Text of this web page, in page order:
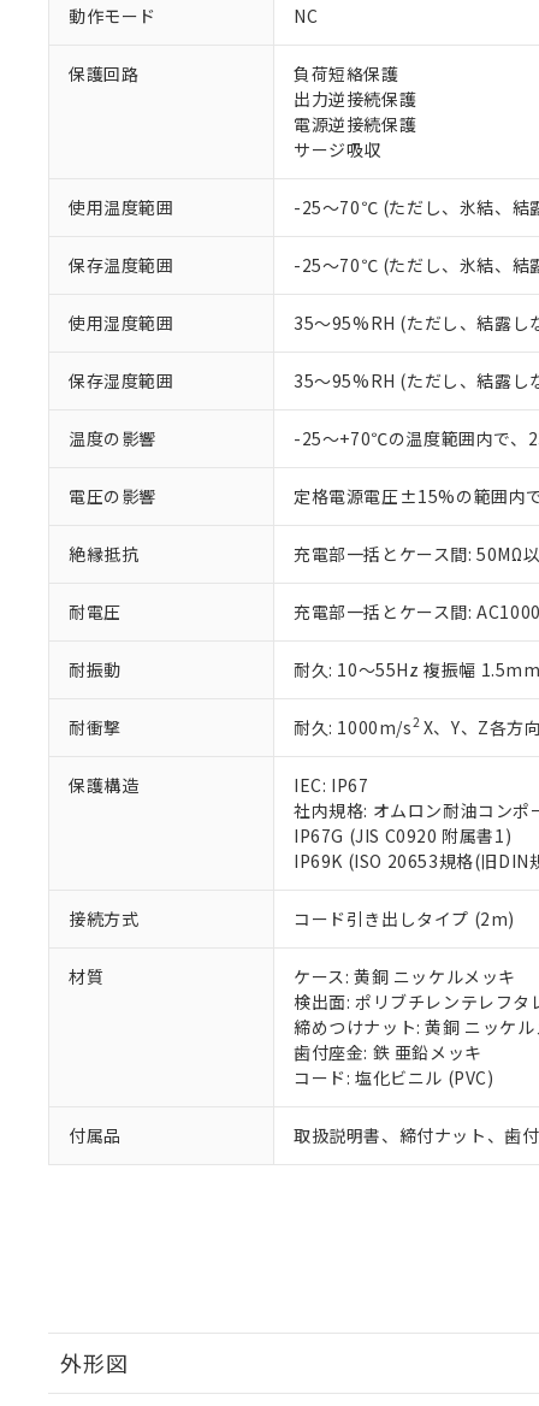
動作モード NC
保護回路
負荷短絡保護
出力逆接続保護
電源逆接続保護
サージ吸収
使用温度範囲 -25～70℃ (ただし、氷結、結
保存温度範囲 -25～70℃ (ただし、氷結、結
使用湿度範囲 35～95%RH (ただし、結露し
保存湿度範囲 35～95%RH (ただし、結露し
温度の影響 -25～+70℃の温度範囲内で
電圧の影響 定格電源電圧±15%の範囲内
絶縁抵抗 充電部一括とケース間: 50MΩ
耐電圧 充電部一括とケース間:
耐振動 耐久: 10～55Hz 複振幅
耐衝撃 耐久: 1000m/s2X、Y、Z各方
保護構造
IEC: IP67
社内規格: オムロン耐油コンポ
IP67G (JIS C0920 附属書1)
IP69K (ISO 20653規格(旧DIN
接続方式 コード引き出しタイプ (2m)
材質
ケース: 黄銅 ニッケルメッキ
検出面: ポリブチレンテレフタ
締めつけナット: 黄銅 ニッケル
歯付座金: 鉄 亜鉛メッキ
コード: 塩化ビニル (PVC)
付属品 取扱説明書、締付ナット、歯
外形図
以下の条件をお読
当社制御機
在庫状況お
のであり、
正式な納期
当社販売員
オムロン制御
在庫状況お
す。
ている必要
お客様が当
さい。
※当社の共同
いる法人を
仕入先様の事情に
があります。
*EU RoHS指令（10物質
フタル酸ビス(2-エチル
ル（DBP） 1000ppm以
但し、RoHS指令で産業
フタル酸エステル類の
※2 対応予定月
部品在庫の切り替
下記の非含有証明
EU RoHS指令（
51物質の非含有証
※本証明書は発行
混在することから
既に当社にて対応
※1 中国
「○」：最大均質
「×」：最大均質
Pb(鉛) :1000ppm、 Hg(
DEHP(フタル酸ビス(2-
※2 環境保護使
「ｅ」：有害物質
「10」：通常の使
味します。
などの必要
当社は規制
当社は貴社
置等に一切使
また当社は
たしません。
号
○ 一定数
△ 一定数
－
在庫な
機器販
空
白
受注生